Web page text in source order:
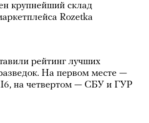
крупнейший склад
Rozetka
рейтинг лучших
На первом месте —
на четвертом — СБУ и ГУР